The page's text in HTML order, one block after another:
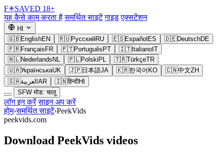
F✳SAVED 18+
यह कैसे काम करता है समर्थित साइटें गाइड एक्सटेंशन
HI
🇬🇧EnglishEN 🇷🇺РусскийRU 🇪🇸Español ES 🇩🇪DeutschDE
🇫🇷Français FR 🇵🇹Português PT 🇮🇹Italiano IT
🇳🇱Nederlands NL 🇵🇱Polski PL 🇹🇷TürkçeTR
🇺🇦УкраїнськаUK 🇯🇵日本語JA 🇰🇷한국어 KO 🇨🇳中文ZH
🇸🇦العربية AR 🇮🇳हिन्दीHI
SFW मोड: चालू
लॉग इन करें साइन अप करें
होम›समर्थित साइटें›PeekVids
peekvids.com
Download PeekVids videos